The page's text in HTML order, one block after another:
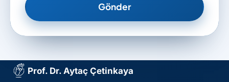
Gönder
Prof. Dr. Aytaç Çetinkaya